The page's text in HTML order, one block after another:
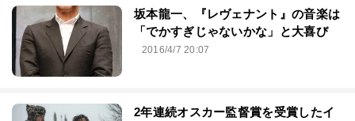
坂本龍一、『レヴェナント』の音楽は
「でかすぎじゃないかな」と大喜び
2016/4/7 20:07
2年連続オスカー監督賞を受賞したイ